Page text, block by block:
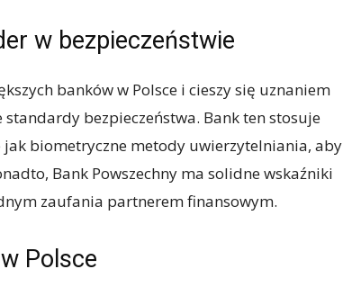
w bezpieczeństwie
banków w Polsce i cieszy się uznaniem
bezpieczeństwa. Bank ten stosuje
jak biometryczne metody uwierzytelniania, aby
Bank Powszechny ma solidne wskaźniki
zaufania partnerem finansowym.
Polsce